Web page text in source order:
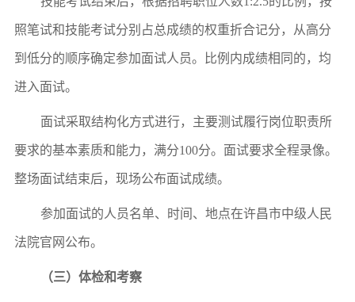
照笔试和技能考试分别占总成绩的权重折合记分，从高分
到低分的顺序确定参加面试人员。 比例内成绩相同的，均
进入面试。
面试采取结构化方式进行，主要测试履行岗位职责所
要求的基本素质和能力 ，满分100分。 面试要求全程录像。
整场面试结束后，现场公布面试成绩。
参加面试的人员名单、时间、地点在许昌市中级人民
法院官网 公布。
（三）体检和考察